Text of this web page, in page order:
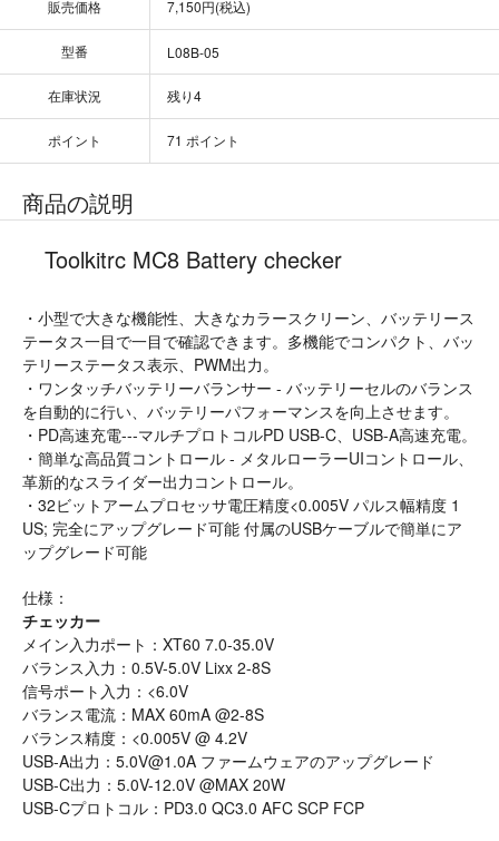
販売価格 7,150円(税込)
型番 L08B-05
在庫状況 残り4
ポイント 71 ポイント
商品の説明
Toolkitrc MC8 Battery checker
・小型で大きな機能性、大きなカラースクリーン、バッテリース
テータス一目で一目で確認できます。多機能でコンパクト、バッ
テリーステータス表示、PWM出力。
・ワンタッチバッテリーバランサー - バッテリーセルのバランス
を自動的に行い、バッテリーパフォーマンスを向上させます。
・PD高速充電---マルチプロトコルPD USB-C、USB-A高速充電。
・簡単な高品質コントロール - メタルローラーUIコントロール、
革新的なスライダー出力コントロール。
・32ビットアームプロセッサ電圧精度<0.005V パルス幅精度 1
US; 完全にアップグレード可能 付属のUSBケーブルで簡単にア
ップグレード可能
仕様：
チェッカー
メイン入力ポート：XT60 7.0-35.0V
バランス入力：0.5V-5.0V Lixx 2-8S
信号ポート入力：<6.0V
バランス電流：MAX 60mA @2-8S
バランス精度：<0.005V @ 4.2V
USB-A出力：5.0V@1.0A ファームウェアのアップグレード
USB-C出力：5.0V-12.0V @MAX 20W
USB-Cプロトコル：PD3.0 QC3.0 AFC SCP FCP